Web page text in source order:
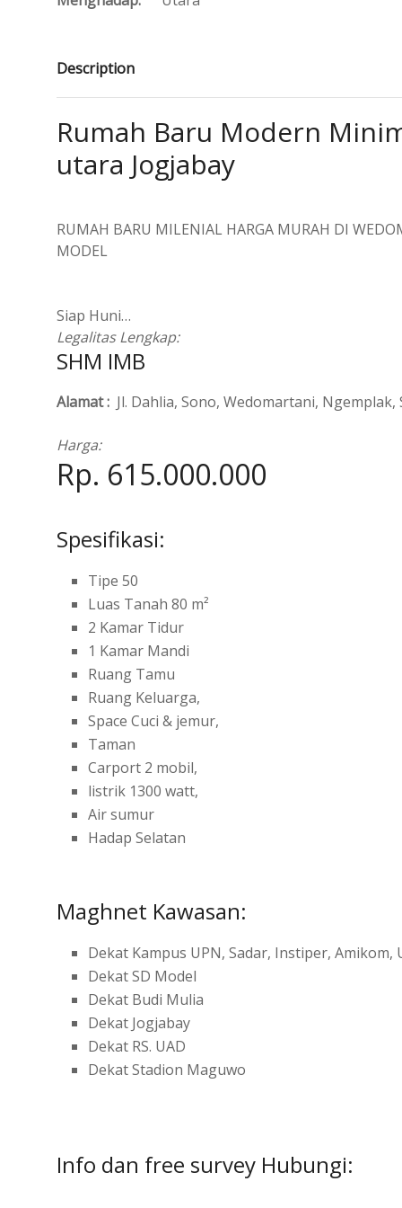
Description
Rumah Baru Modern
utara Jogjabay
RUMAH BARU MILENIAL HARGA MURAH DI
MODEL
Siap Huni…
Legalitas Lengkap:
SHM IMB
Alamat : Jl. Dahlia, Sono, Wedomartani, Ngemplak,
Harga:
Rp. 615.000.000
Spesifikasi:
Tipe 50
Luas Tanah 80 m²
2 Kamar Tidur
1 Kamar Mandi
Ruang Tamu
Ruang Keluarga,
Space Cuci & jemur,
Taman
Carport 2 mobil,
listrik 1300 watt,
Air sumur
Hadap Selatan
Maghnet Kawasan:
Dekat Kampus UPN, Sadar, Instiper, Amikom,
Dekat SD Model
Dekat Budi Mulia
Dekat Jogjabay
Dekat RS. UAD
Dekat Stadion Maguwo
Info dan free survey Hubungi: